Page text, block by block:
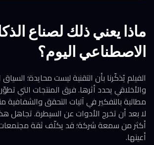
ماذا يعني ذلك لصناع
الاصطناعي اليوم؟
الفيلم يُذكّرنا بأن التقنية ليست محايدة؛
والأخلاقي يحدد أثرها. فرق المنتجات التي
مطالبة بالتفكير في آليات التحقق والشفافية
لا بعد أن تخرج الأدوات عن السيطرة. تجاهل
أكثر من سمعة شركة؛ قد يكلّف ثقة مجتمعات
أعينها.